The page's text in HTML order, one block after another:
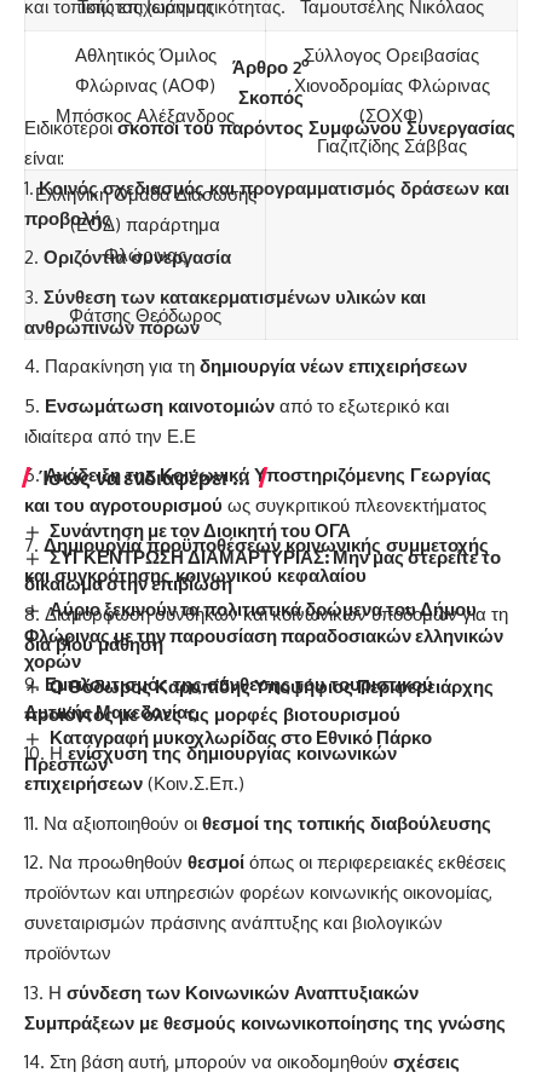
και τοπικής επιχειρηματικότητας.
Άρθρο 2ο
Σκοπός
Ειδικότεροισκοποί του παρόντος Συμφώνου Συνεργασίας
είναι:
Κοινός σχεδιασμός και προγραμματισμός δράσεων και
προβολής
Οριζόντια συνεργασία
Σύνθεση των κατακερματισμένων υλικών και
ανθρώπινων πόρων
Παρακίνηση για τη δημιουργία νέων επιχειρήσεων
Ενσωμάτωση καινοτομιών από το εξωτερικό και
ιδιαίτερα από την Ε.Ε
Ανάδειξη της Κοινωνικά Υποστηριζόμενης Γεωργίας
και του αγροτουρισμού ως συγκριτικού πλεονεκτήματος
Δημιουργία προϋποθέσεων κοινωνικής συμμετοχής
και συγκρότησης κοινωνικού κεφαλαίου
Διαμόρφωση συνθηκών και κοινωνικών υποδομών για τη
δια βίου μάθηση
Εμπλουτισμός της σύνθεσης του τουριστικού
προϊόντος με όλες τις μορφές βιοτουρισμού
Η ενίσχυση της δημιουργίας κοινωνικών
επιχειρήσεων (Κοιν.Σ.Επ.)
Να αξιοποιηθούν οι θεσμοί της τοπικής διαβούλευσης
Να προωθηθούν θεσμοί όπως οι περιφερειακές εκθέσεις
προϊόντων και υπηρεσιών φορέων κοινωνικής οικονομίας,
συνεταιρισμών πράσινης ανάπτυξης και βιολογικών
προϊόντων
Η σύνδεση των Κοινωνικών Αναπτυξιακών
Συμπράξεων με θεσμούς κοινωνικοποίησης της γνώσης
Στη βάση αυτή, μπορούν να οικοδομηθούν σχέσεις
Τσιώτας Ιωάννης
Ταμουτσέλης Νικόλαος
Αθλητικός Όμιλος
Φλώρινας (ΑΟΦ)
Μπόσκος Αλέξανδρος
Σύλλογος Ορειβασίας
Χιονοδρομίας Φλώρινας
(ΣΟΧΦ)
Γιαζιτζίδης Σάββας
Ελληνική Ομάδα Διάσωσης
(ΕΟΔ) παράρτημα
Φλώρινας
Φάτσης Θεόδωρος
Ίσως να ενδιαφέρει ...
Συνάντηση με τον Διοικητή του ΟΓΑ
ΣΥΓΚΕΝΤΡΩΣΗ ΔΙΑΜΑΡΤΥΡΙΑΣ: Μην μας στερείτε το
δικαίωμα στην επιβίωση
Αύριο ξεκινούν τα πολιτιστικά δρώμενα του Δήμου
Φλώρινας με την παρουσίαση παραδοσιακών ελληνικών
χορών
Ο Θόδωρος Καρυπίδης Υποψήφιος Περιφερειάρχης
Δυτικής Μακεδονίας
Καταγραφή μυκοχλωρίδας στο Εθνικό Πάρκο
Πρεσπών